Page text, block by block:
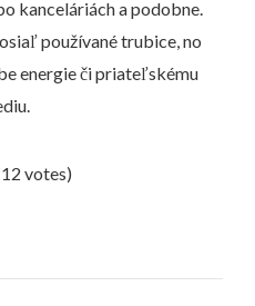
kanceláriách a podobne.
používané trubice, no
energie či priateľskému
votes)